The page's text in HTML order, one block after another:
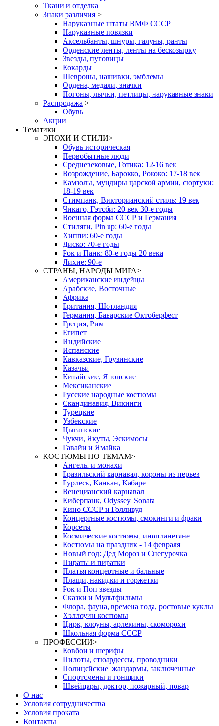
Ткани и отделка
Знаки различия >
Нарукавные штаты ВМФ СССР
Нарукавные повязки
Аксельбанты, шнуры, галуны, ранты
Орденские ленты, ленты на бескозырку
Звезды, пуговицы
Кокарды
Шевроны, нашивки, эмблемы
Ордена, медали, значки
Погоны, лычки, петлицы, нарукавные знаки
Распродажа >
Обувь
Акции
Тематики
ЭПОХИ И СТИЛИ>
Обувь историческая
Первобытные люди
Средневековые, Готика: 12-16 век
Возрождение, Барокко, Рококо: 17-18 век
Камзолы, мундиры царской армии, сюртуки:
18-19 век
Стимпанк, Викторианский стиль: 19 век
Чикаго, Гэтсби: 20 век 30-е годы
Военная форма СССР и Германия
Стиляги, Pin up: 60-е годы
Хиппи: 60-е годы
Диско: 70-е годы
Рок и Панк: 80-е годы 20 века
Лихие: 90-е
СТРАНЫ, НАРОДЫ МИРА>
Американские индейцы
Арабские, Восточные
Африка
Британия, Шотландия
Германия, Баварские Октоберфест
Греция, Рим
Египет
Индийские
Испанские
Кавказские, Грузинские
Казачьи
Китайские, Японские
Мексиканские
Русские народные костюмы
Скандинавия, Викинги
Турецкие
Узбекские
Цыганские
Чукчи, Якуты, Эскимосы
Гавайи и Ямайка
КОСТЮМЫ ПО ТЕМАМ>
Ангелы и монахи
Бразильский карнавал, короны из перьев
Бурлеск, Канкан, Кабаре
Венецианский карнавал
Киберпанк, Odyssey, Sonata
Кино СССР и Голливуд
Концертные костюмы, смокинги и фраки
Корсеты
Космические костюмы, инопланетяне
Костюмы на праздник - 14 февраля
Новый год: Дед Мороз и Снегурочка
Пираты и пиратки
Платья концертные и бальные
Плащи, накидки и горжетки
Рок и Поп звезды
Сказки и Мультфильмы
Флора, фауна, времена года, ростовые куклы
Хэллоуин костюмы
Цирк, клоуны, арлекины, скоморохи
Школьная форма СССР
ПРОФЕССИИ>
Ковбои и шерифы
Пилоты, стюардессы, проводники
Полицейские, жандармы, заключенные
Спортсмены и гонщики
Швейцары, доктор, пожарный, повар
О нас
Условия сотрудничества
Условия проката
Контакты